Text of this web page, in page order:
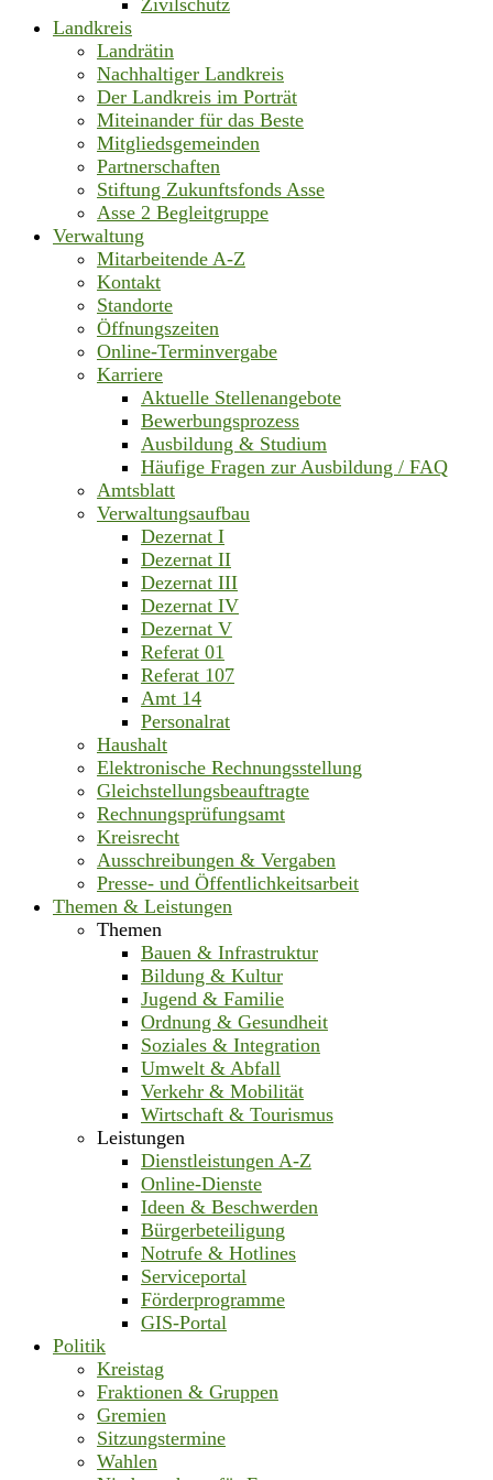
Landkreis
Landrätin
Nachhaltiger Landkreis
Der Landkreis im Porträt
Miteinander für das Beste
Mitgliedsgemeinden
Partnerschaften
Stiftung Zukunftsfonds Asse
Asse 2 Begleitgruppe
Verwaltung
Mitarbeitende A-Z
Kontakt
Standorte
Öffnungszeiten
Online-Terminvergabe
Karriere
Aktuelle Stellenangebote
Bewerbungsprozess
Ausbildung & Studium
Häufige Fragen zur Ausbildung / FAQ
Amtsblatt
Verwaltungsaufbau
Dezernat I
Dezernat II
Dezernat III
Dezernat IV
Dezernat V
Referat 01
Referat 107
Amt 14
Personalrat
Haushalt
Elektronische Rechnungsstellung
Gleichstellungsbeauftragte
Rechnungsprüfungsamt
Kreisrecht
Ausschreibungen & Vergaben
Presse- und Öffentlichkeitsarbeit
Themen & Leistungen
Themen
Bauen & Infrastruktur
Bildung & Kultur
Jugend & Familie
Ordnung & Gesundheit
Soziales & Integration
Umwelt & Abfall
Verkehr & Mobilität
Wirtschaft & Tourismus
Leistungen
Dienstleistungen A-Z
Online-Dienste
Ideen & Beschwerden
Bürgerbeteiligung
Notrufe & Hotlines
Serviceportal
Förderprogramme
GIS-Portal
Politik
Kreistag
Fraktionen & Gruppen
Gremien
Sitzungstermine
Wahlen